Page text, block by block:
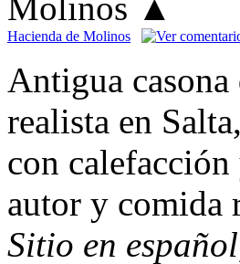
Hacienda de Molinos
Antigua
realista en
con
autor y comida
Sitio en